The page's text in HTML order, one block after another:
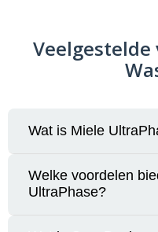
Wat is Miele
UltraPhase is een
bestaande uit twee
Welke voordelen
UltraPhase?